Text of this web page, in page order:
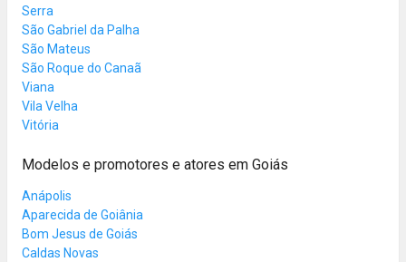
Serra
São Gabriel da Palha
São Mateus
São Roque do Canaã
Viana
Vila Velha
Vitória
Modelos e promotores e atores em Goiás
Anápolis
Aparecida de Goiânia
Bom Jesus de Goiás
Caldas Novas